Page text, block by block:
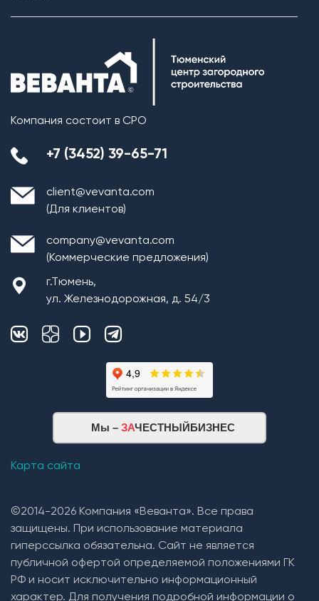
Компания состоит в СРО
+7 (3452) 39-65-71
client@vevanta.com
(Для клиентов)
company@vevanta.com
(Коммерческие предложения)
г.Тюмень,
ул. Железнодорожная, д. 54/3
Мы – ЗАЧЕСТНЫЙБИЗНЕС
Карта сайта
©2014-2026 Компания «Веванта». Все права
защищены. При использование материала
гиперссылка обязательна. Сайт не является
публичной офертой определяемой положениями ГК
РФ и носит исключительно информационный
характер. Для получения подробной информации о